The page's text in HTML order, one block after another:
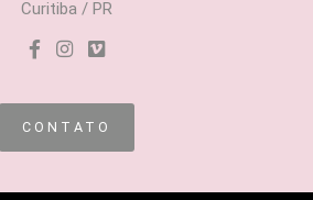
Curitiba / PR
CONTATO